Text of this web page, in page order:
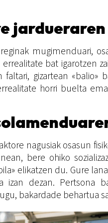
mugimenduari,
bat igarotzen
gizartean
horri buelta
nagusiak osasun
bere ohiko
elikatzen du. Gure
izan dezan.
bakardade behartua